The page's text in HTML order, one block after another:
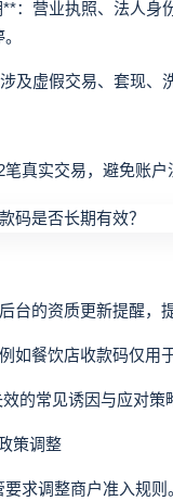
营业执照、法人身
虚假交易、套现、洗
实交易，避免账户
的资质更新提醒，提
餐饮店收款码仅用于
的常见诱因与应对策
策调整
调整商户准入规则